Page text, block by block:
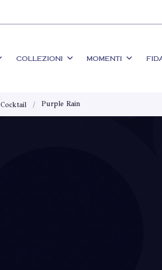
COLLEZIONI MOMENTI
Cocktail Purple Rain